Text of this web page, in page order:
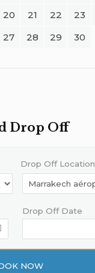
20
21 22 23
27
28 29 30
Drop Off
Drop Off Location
Drop Off Date